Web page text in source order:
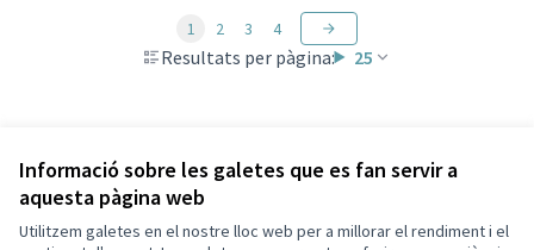
Informació sobre les galetes que es fan servir a
aquesta pàgina web
Utilitzem galetes en el nostre lloc web per a millorar el rendiment i el
Resultats per pàgina: 25
1 2 3 4
Veure totes les propostes retirades
Termes i condicions d'ús